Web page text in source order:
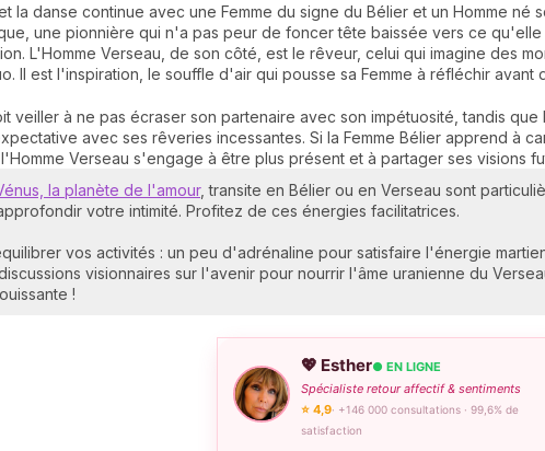
la danse continue avec une Femme du signe du Bélier et un Homme né
une pionnière qui n'a pas peur de foncer tête baissée vers ce qu'elle
L'Homme Verseau, de son côté, est le rêveur, celui qui imagine des
Il est l'inspiration, le souffle d'air qui pousse sa Femme à réfléchir avant
veiller à ne pas écraser son partenaire avec son impétuosité, tandis
avec ses rêveries incessantes. Si la Femme Bélier apprend à
Verseau s'engage à être plus présent et à partager ses visions
la planète de l'amour, transite en Bélier ou en Verseau sont
votre intimité. Profitez de ces énergies facilitatrices.
vos activités : un peu d'adrénaline pour satisfaire l'énergie
visionnaires sur l'avenir pour nourrir l'âme uranienne du
!
💖 Esther● EN LIGNE
Spécialiste retour affectif & sentiments
⭐ 4,9· +146 000 consultations · 99,6% de
satisfaction